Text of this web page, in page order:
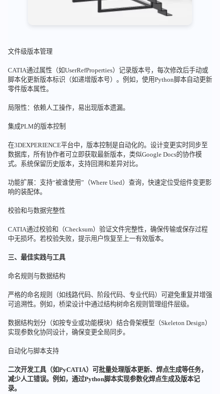
文件级版本管理
CATIA通过属性（如UserRefProperties）记录版本号，每次修改后手动或
脚本化更新版本标识（如递增版本号）。例如，使用Python脚本自动更新
零件版本属性。
局限性：依赖人工操作，易出现版本遗漏。
集成PLM的版本控制
在3DEXPERIENCE平台中，版本控制是自动化的。设计变更实时同步至
数据库，所有协作者可立即获取最新版本，类似Google Docs的协作模
式。系统保留历史版本，支持回溯和差异对比。
功能扩展：支持“被谁使用”（Where Used）查询，快速定位受组件变更影
响的装配体。
校验和与数据完整性
CATIA通过校验和（Checksum）验证文件完整性，确保传输或保存过程
中无损坏。若校验失败，提示用户恢复至上一有效版本。
三、最佳实践与工具
命名规则与数据结构
严格的命名规则（如线路代码、阶段代码、专业代码）可避免重复并增强
可追溯性。例如，桥梁设计中通过结构树命名规则管理组件层级。
数据结构划分（如按专业或功能模块）结合骨架模型（Skeleton Design）
实现参数化协同设计，确保变更全局同步。
自动化与脚本支持
二次开发工具（如PyCATIA）可批量处理版本更新、焊点生成等任务，
减少人工错误。例如，通过Python脚本实现参数化焊点生成及版本记
录。